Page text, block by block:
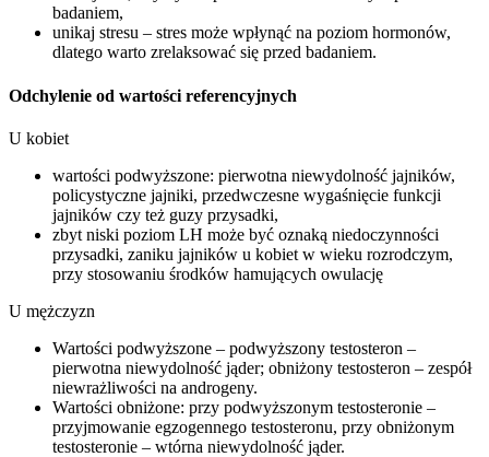
badaniem,
unikaj stresu – stres może wpłynąć na poziom hormonów,
dlatego warto zrelaksować się przed badaniem.
Odchylenie od wartości referencyjnych
U kobiet
wartości podwyższone: pierwotna niewydolność jajników,
policystyczne jajniki, przedwczesne wygaśnięcie funkcji
jajników czy też guzy przysadki,
zbyt niski poziom LH może być oznaką niedoczynności
przysadki, zaniku jajników u kobiet w wieku rozrodczym,
przy stosowaniu środków hamujących owulację
U mężczyzn
Wartości podwyższone – podwyższony testosteron –
pierwotna niewydolność jąder; obniżony testosteron – zespół
niewrażliwości na androgeny.
Wartości obniżone: przy podwyższonym testosteronie –
przyjmowanie egzogennego testosteronu, przy obniżonym
testosteronie – wtórna niewydolność jąder.